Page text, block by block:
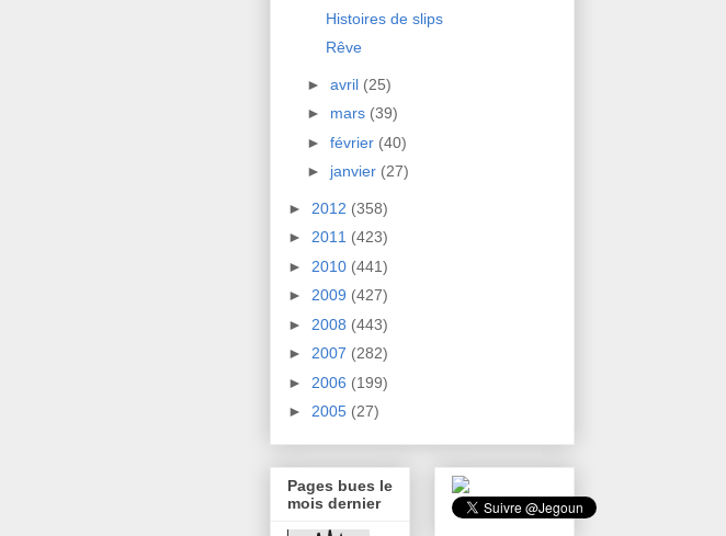
Histoires de slips
Rêve
► avril (25)
► mars (39)
► février (40)
► janvier (27)
► 2012 (358)
► 2011 (423)
► 2010 (441)
► 2009 (427)
► 2008 (443)
► 2007 (282)
► 2006 (199)
► 2005 (27)
Pages bues le
mois dernier